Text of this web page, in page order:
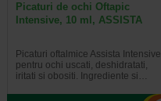
Picaturi de ochi Oftapic
Intensive, 10 ml, ASSISTA
Picaturi oftalmice Assista Intensive
pentru ochi uscati, deshidratati,
iritati si obositi. Ingrediente si…